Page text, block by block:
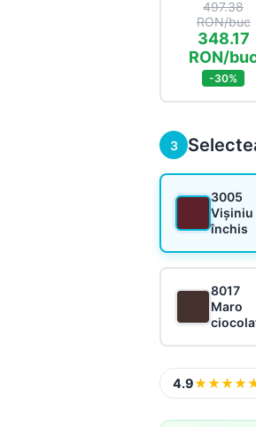
Suruburi, folii și
componente
Sistem pluvial
497.38
RON/buc
348.17
RON/
-30%
3
3005
Vișiniu
închis
8017
Maro
4.9★★★★